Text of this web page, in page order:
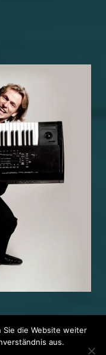
Sie die Website weiter
aus.